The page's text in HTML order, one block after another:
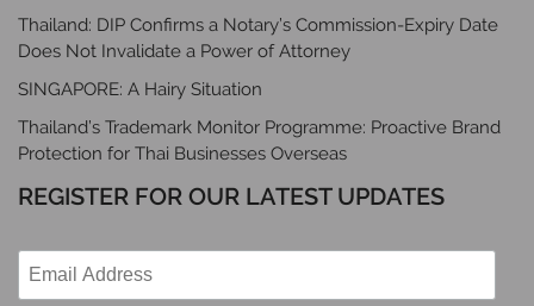
Thailand: DIP Confirms a Notary’s Commission-Expiry Date
Does Not Invalidate a Power of Attorney
SINGAPORE: A Hairy Situation
Thailand’s Trademark Monitor Programme: Proactive Brand
Protection for Thai Businesses Overseas
REGISTER FOR OUR LATEST UPDATES